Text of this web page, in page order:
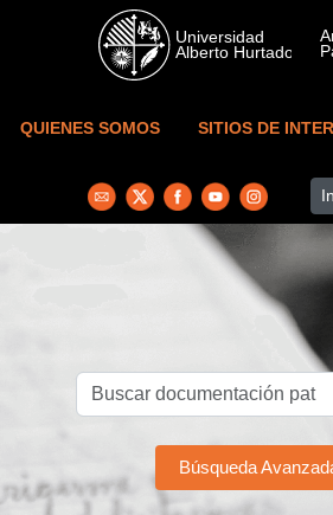
Skip to main content
QUIENES SOMOS SITIOS DE
Búsqueda